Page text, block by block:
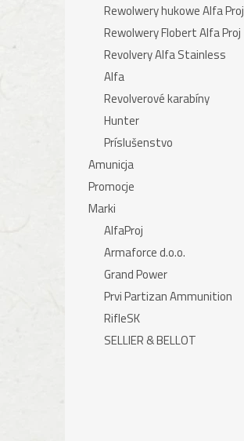
Rewolwery hukowe Alfa Proj
Rewolwery Flobert Alfa Proj
Revolvery Alfa Stainless
Alfa
Revolverové karabíny
Hunter
Príslušenstvo
Amunicja
Promocje
Marki
AlfaProj
Armaforce d.o.o.
Grand Power
Prvi Partizan Ammunition
RifleSK
SELLIER & BELLOT